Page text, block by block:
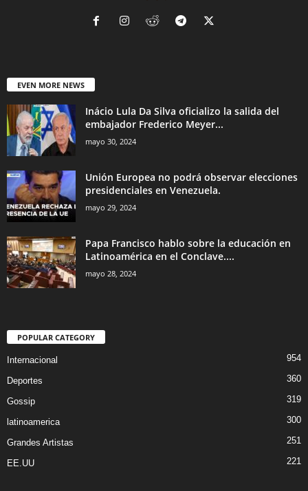
EVEN MORE NEWS
Inácio Lula Da Silva oficializo la salida del
embajador Frederico Meyer...
mayo 30, 2024
Unión Europea no podrá observar elecciones
presidenciales en Venezuela.
mayo 29, 2024
Papa Francisco hablo sobre la educación en
Latinoamérica en el Conclave....
mayo 28, 2024
POPULAR CATEGORY
Internacional 954
Deportes 360
Gossip 319
latinoamerica 300
Grandes Artistas 251
EE.UU 221